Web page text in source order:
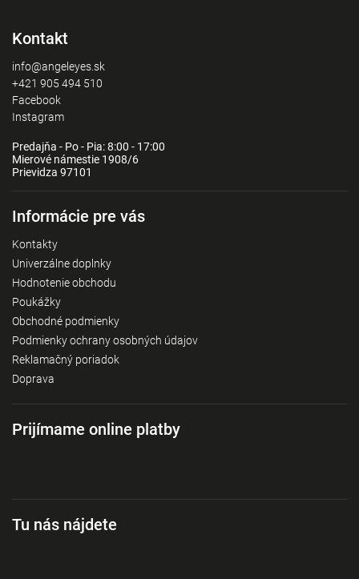
Kontakt
info@angeleyes.sk
+421 905 494 510
Facebook
Instagram
Predajňa - Po - Pia: 8:00 - 17:00
Mierové námestie 1908/6
Prievidza 97101
Informácie pre vás
Kontakty
Univerzálne doplnky
Hodnotenie obchodu
Poukážky
Obchodné podmienky
Podmienky ochrany osobných údajov
Reklamačný poriadok
Doprava
Prijímame online platby
Tu nás nájdete